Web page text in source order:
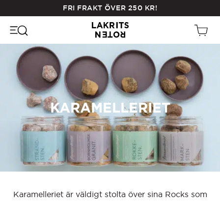
main
content
FRI FRAKT ÖVER 250 KR!
KARAMELLERIET
Karamelleriet är väldigt stolta över sina Rocks som